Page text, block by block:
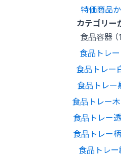
特価商品
カテゴリー
食品容器 （
食品トレー
食品トレー
食品トレー
食品トレー木
食品トレー透
食品トレー柄
食品トレー